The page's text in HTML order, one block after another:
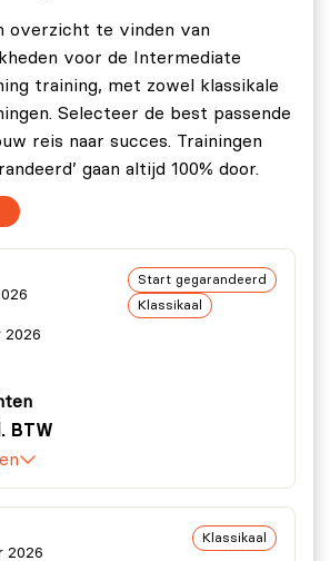
overzicht te vinden van
voor de Intermediate
training, met zowel klassikale
Selecteer de best passende
reis naar succes. Trainingen
gaan altijd 100% door.
2026
Start gegarandeerd
Klassikaal
BTW
2026
Klassikaal